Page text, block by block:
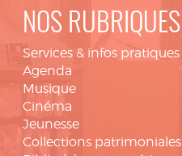
NOS RUBRIQUES
Services & infos pratiques
Agenda
Musique
Cinéma
Jeunesse
Collections patrimoniales